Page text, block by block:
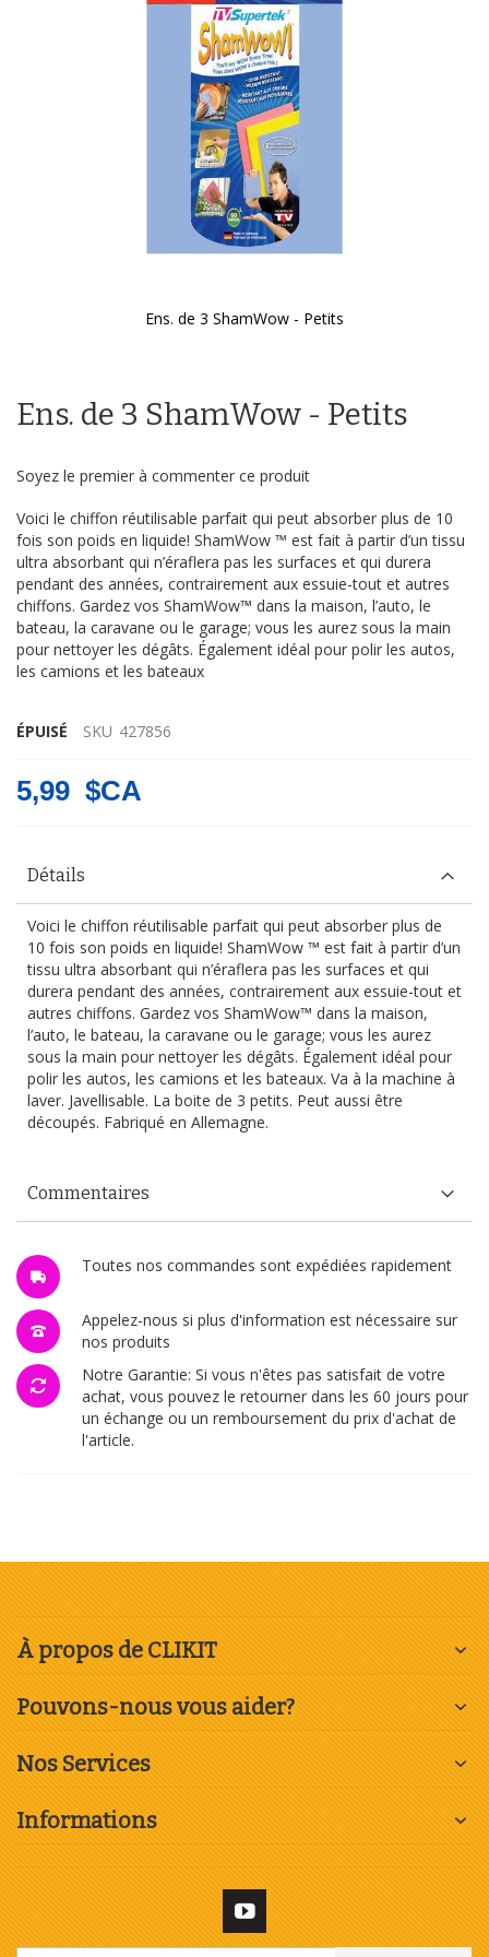
Ens. de 3 ShamWow - Petits
de
la
d’images
Ens. de 3 ShamWow - Petits
Soyez le premier à commenter ce produit
Voici le chiffon réutilisable parfait qui peut absorber plus de 10
fois son poids en liquide! ShamWow ™ est fait à partir d’un tissu
ultra absorbant qui n’éraflera pas les surfaces et qui durera
pendant des années, contrairement aux essuie-tout et autres
chiffons. Gardez vos ShamWow™ dans la maison, l’auto, le
bateau, la caravane ou le garage; vous les aurez sous la main
pour nettoyer les dégâts. Également idéal pour polir les autos,
les camions et les bateaux
ÉPUISÉ SKU 427856
5,99 $CA
Toutes nos commandes sont expédiées rapidement
Appelez-nous si plus d'information est nécessaire sur
nos produits
Notre Garantie: Si vous n'êtes pas satisfait de votre
achat, vous pouvez le retourner dans les 60 jours pour
un échange ou un remboursement du prix d'achat de
l'article.
Détails
Voici le chiffon réutilisable parfait qui peut absorber plus de
10 fois son poids en liquide! ShamWow ™ est fait à partir d’un
tissu ultra absorbant qui n’éraflera pas les surfaces et qui
durera pendant des années, contrairement aux essuie-tout et
autres chiffons. Gardez vos ShamWow™ dans la maison,
l’auto, le bateau, la caravane ou le garage; vous les aurez
sous la main pour nettoyer les dégâts. Également idéal pour
polir les autos, les camions et les bateaux. Va à la machine à
laver. Javellisable. La boite de 3 petits. Peut aussi être
découpés. Fabriqué en Allemagne.
Commentaires
À propos de CLIKIT
Pouvons-nous vous aider?
Nos Services
Informations